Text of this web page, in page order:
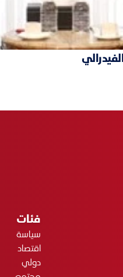
فئات
سياسة
اقتصاد
دولي